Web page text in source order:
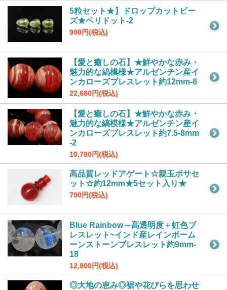
5粒セット★】ドロップカットビー
ズ★ペリドット-2
900円(税込)
【愛と癒しの石】★鮮やかな赤み・
魅力的な縞模様★アルゼンチン産イ
ンカローズブレスレット約12mm-8
22,680円(税込)
【愛と癒しの石】★鮮やかな赤み・
魅力的な縞模様★アルゼンチン産イ
ンカローズブレスレット約7.5-8mm
-2
10,780円(税込)
高品質レッドアゲート☆親玉ボサセ
ット☆約12mm★5セット入り★
790円(税込)
Blue Rainbow～高透明度＋虹色ブ
レスレット~インド産レインボーム
ーンストーンブレスレット約9mm-
18
12,800円(税込)
◎大地の恵み◎裾や花びらを思わせ